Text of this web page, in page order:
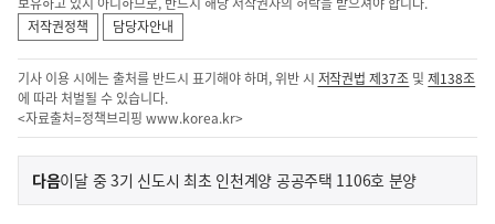
저작권정책
담당자안내
기사 이용 시에는 출처를 반드시 표기해야 하며, 위반 시 저작권법 제37조 및제138조
에 따라 처벌될 수 있습니다.
<자료출처=정책브리핑 www.korea.kr>
이
전
다음기
이달 중 3기 신도시 최초 인천계양 공공주택 1106호 분양